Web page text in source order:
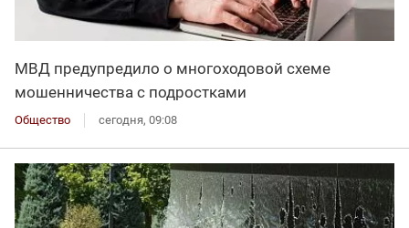
МВД предупредило о многоходовой схеме
мошенничества с подростками
Общество сегодня, 09:08